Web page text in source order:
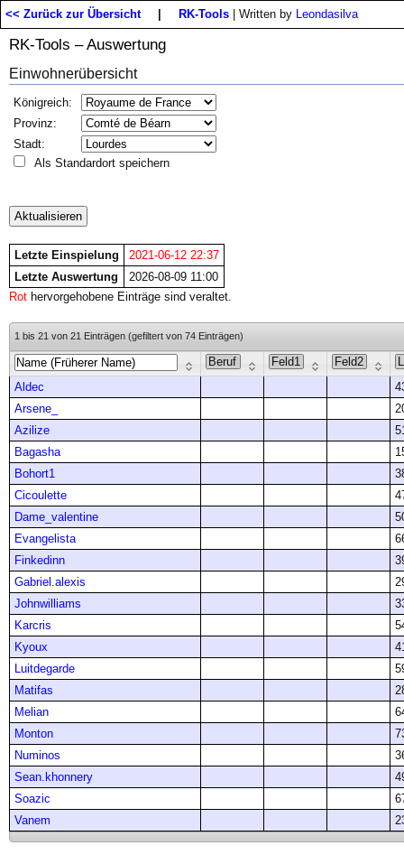
<< Zurück zur Übersicht RK-Tools | Written by Leondasilva
RK-Tools – Auswertung
Einwohnerübersicht
Königreich:
Provinz:
Stadt:
Als Standardort speichern
Letzte Einspielung
2021-06-12 22:37
Letzte Auswertung
2026-08-09 11:00
Rot hervorgehobene Einträge sind veraltet.
1 bis 21 von 21 Einträgen (gefiltert von 74 Einträgen)
Aldec
Arsene_
Azilize
Bagasha
Bohort1
Cicoulette
Dame_valentine
Evangelista
Finkedinn
Gabriel.alexis
Johnwilliams
Karcris
Kyoux
Luitdegarde
Matifas
Melian
Monton
Numinos
Sean.khonnery
Soazic
Vanem